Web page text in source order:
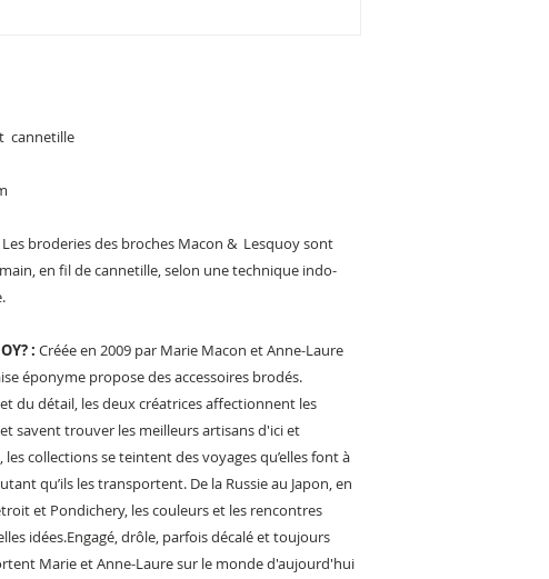
cannetille
Les broderies des broches Macon & Lesquoy sont
en fil de cannetille, selon une technique indo-
: Créée en 2009 par Marie Macon et Anne-Laure
éponyme propose des accessoires brodés.
et du détail, les deux créatrices affectionnent les
savent trouver les meilleurs artisans d'ici et
collections se teintent des voyages qu’elles font à
qu’ils les transportent. De la Russie au Japon, en
et Pondichery, les couleurs et les rencontres
idées.Engagé, drôle, parfois décalé et toujours
Marie et Anne-Laure sur le monde d'aujourd'hui